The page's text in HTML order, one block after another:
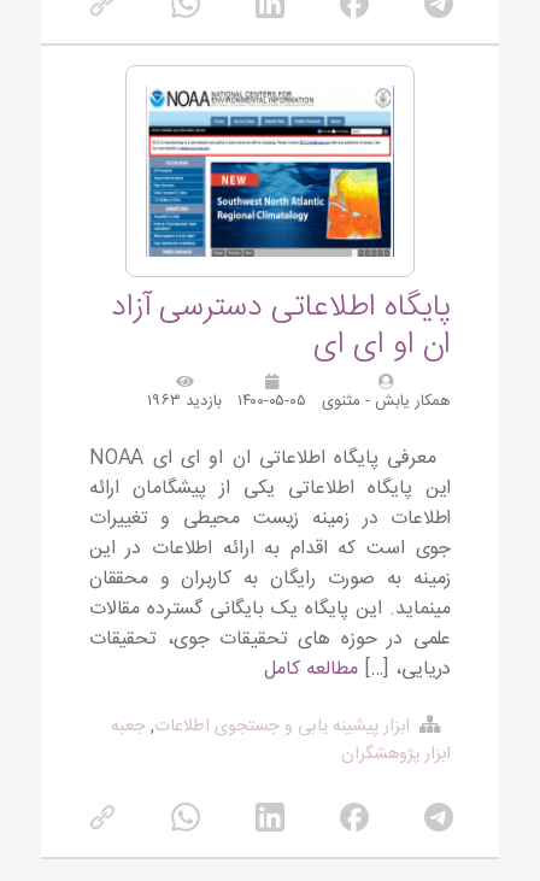
پایگاه اطلاعاتی دسترسی آزاد
ان او ای ای
همکار یابش - مثنوی ۱۴۰۰-۰۵-۰۵ بازدید ۱۹۶۳
معرفی پایگاه اطلاعاتی ان او ای ای NOAA
این پایگاه اطلاعاتی یکی از پیشگامان ارائه
اطلاعات در زمینه زیست محیطی و تغییرات
جوی است که اقدام به ارائه اطلاعات در این
زمینه به صورت رایگان به کاربران و محققان
مینماید. این پایگاه یک بایگانی گسترده مقالات
علمی در حوزه های تحقیقات جوی، تحقیقات
دریایی، […] مطالعه کامل
ابزار پیشینه یابی و جستجوی اطلاعات,جعبه
ابزار پژوهشگران